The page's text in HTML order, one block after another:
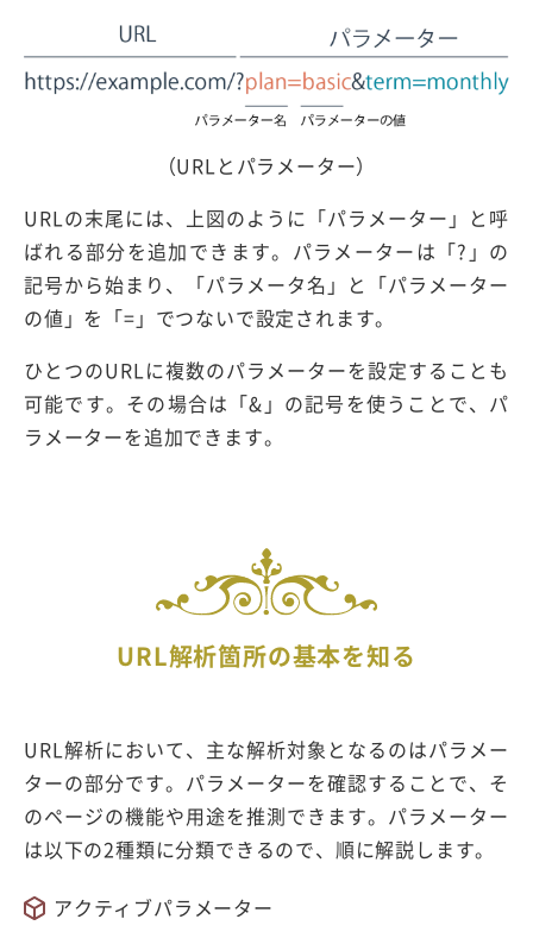
（URLとパラメーター）
URLの末尾には、上図のように「パラメーター」と呼
ばれる部分を追加できます。パラメーターは「?」の
記号から始まり、「パラメータ名」と「パラメーター
の値」を「=」でつないで設定されます。
ひとつのURLに複数のパラメーターを設定することも
可能です。その場合は「&」の記号を使うことで、パ
ラメーターを追加できます。
URL解析箇所の基本を知る
URL解析において、主な解析対象となるのはパラメー
ターの部分です。パラメーターを確認することで、そ
のページの機能や用途を推測できます。パラメーター
は以下の2種類に分類できるので、順に解説します。
アクティブパラメーター